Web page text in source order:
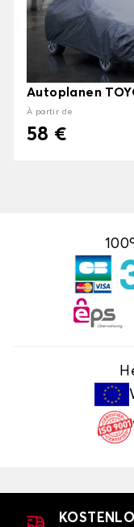
Autoplanen
À partir de
58 €